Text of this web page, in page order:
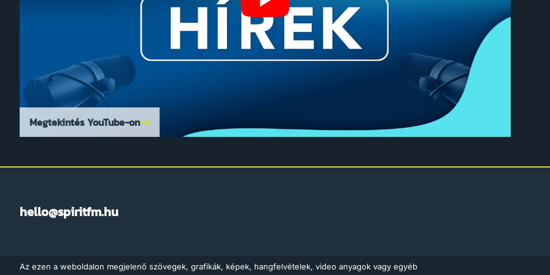
Megtekintés YouTube-on
hello@spiritfm.hu
Az ezen a weboldalon megjelenő szövegek, grafikák, képek, hangfelvételek, video anyagok vagy egyéb